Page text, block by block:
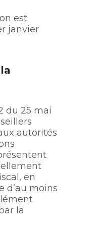
est
janvier
du 25 mai
autorités
en
d’au moins
la